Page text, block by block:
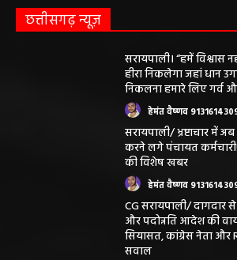
बोतल चढ़ा कर डॉ साहब
हेमंत वैष्णव
ABOUT US
DISCLAIMER//साइट के कुछ तत्वों में
प्रस्तुत सामग्री ( समाचार / फोटो / विडियो
महाजनपद न्यूज इस तरह के सामग्रियों के
स्वीकार करता है। महाजनपद न्यूज में